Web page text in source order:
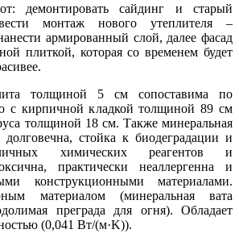
демонтировать сайдинг и старый
монтаж нового утеплителя –
армированный слой, далее фасад
плиткой, которая со временем будет
толщиной 5 см сопоставима по
с кирпичной кладкой толщиной 89 см
толщиной 18 см. Также минеральная
долговечна, стойка к биодеградации и
химических реагентов и
практически неаллергенна и
конструкционными материалами.
материалом (минеральная вата
преграда для огня). Обладает
(0,041 Вт/(м·K)).